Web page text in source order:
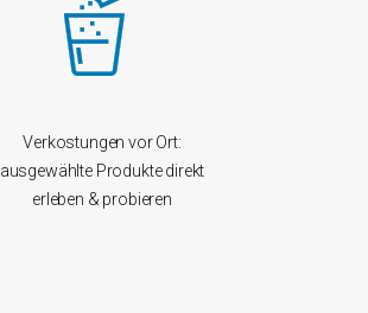
Verkostungen vor Ort:
ausgewählte Produkte direkt
erleben & probieren